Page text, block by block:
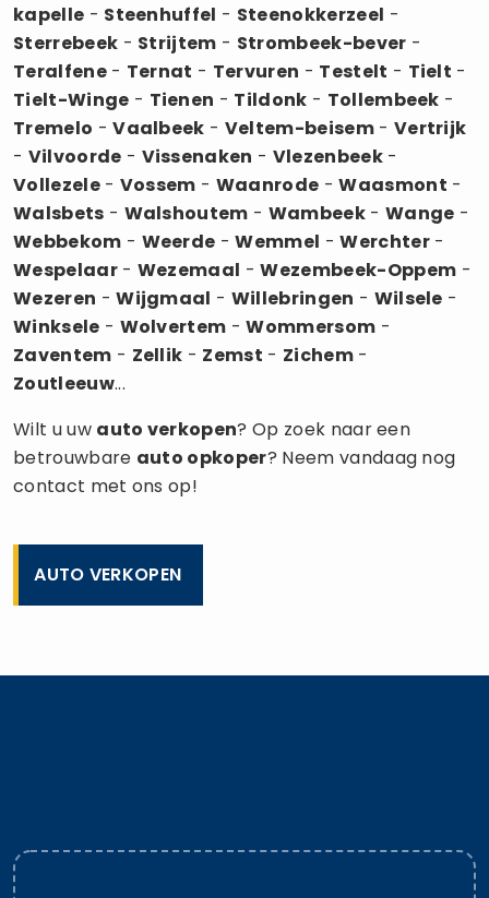
kapelle - Steenhuffel - Steenokkerzeel -
Sterrebeek - Strijtem - Strombeek-bever -
Teralfene- Ternat - Tervuren - Testelt - Tielt -
Tielt-Winge - Tienen - Tildonk - Tollembeek -
Tremelo -Vaalbeek - Veltem-beisem- Vertrijk
- Vilvoorde - Vissenaken - Vlezenbeek-
Vollezele- Vossem - Waanrode -Waasmont -
Walsbets - Walshoutem - Wambeek- Wange -
Webbekom - Weerde -Wemmel -Werchter-
Wespelaar- Wezemaal -Wezembeek-Oppem -
Wezeren -Wijgmaal - Willebringen - Wilsele -
Winksele - Wolvertem -Wommersom -
Zaventem - Zellik - Zemst - Zichem-
Zoutleeuw...
Wilt u uw auto verkopen? Op zoek naar een
betrouwbare auto opkoper? Neem vandaag nog
contact met ons op!
AUTO VERKOPEN